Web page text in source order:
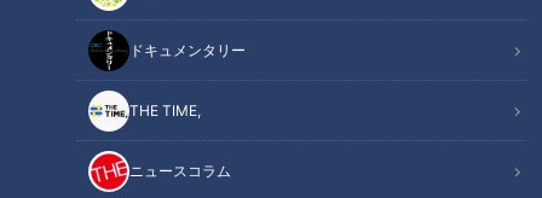
ドキュメンタリー
THE TIME,
ニュースコラム